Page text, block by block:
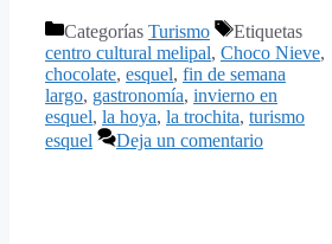
Categorías Turismo
Etiquetas
centro cultural melipal, Choco Nieve,
chocolate, esquel, fin de semana
largo, gastronomía, invierno en
esquel, la hoya, la trochita, turismo
esquel
Deja un comentario